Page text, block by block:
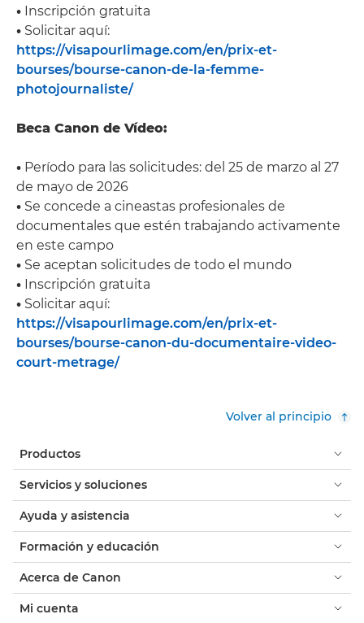
• Inscripción gratuita
• Solicitar aquí:
https://visapourlimage.com/en/prix-et-
bourses/bourse-canon-de-la-femme-
photojournaliste/
Beca Canon de Vídeo:
• Período para las solicitudes: del 25 de marzo al 27
de mayo de 2026
• Se concede a cineastas profesionales de
documentales que estén trabajando activamente
en este campo
• Se aceptan solicitudes de todo el mundo
• Inscripción gratuita
• Solicitar aquí:
https://visapourlimage.com/en/prix-et-
bourses/bourse-canon-du-documentaire-video-
court-metrage/
Volver al principio
Productos
Servicios y soluciones
Ayuda y asistencia
Formación y educación
Acerca de Canon
Mi cuenta